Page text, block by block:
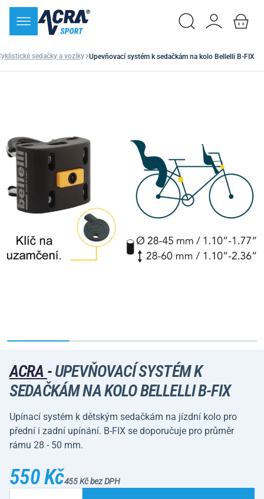
sedačky a vozíky Upevňovací systém k sedačkám na kolo Bellelli B-FIX
ACRA -UPEVŇOVACÍ SYSTÉM K
SEDAČKÁM NA KOLO BELLELLI B-FIX
Upínací systém k dětským sedačkám na jízdní kolo pro
přední i zadní upínání. B-FIX se doporučuje pro průměr
rámu 28 - 50 mm.
550 Kč455 Kč bez DPH